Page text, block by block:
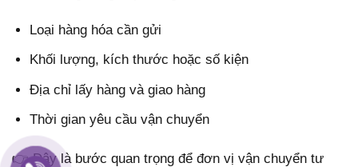
Loại hàng hóa cần gửi
Khối lượng, kích thước hoặc số kiện
Địa chỉ lấy hàng và giao hàng
Thời gian yêu cầu vận chuyển
👉 Đây là bước quan trọng để đơn vị vận chuyển tư